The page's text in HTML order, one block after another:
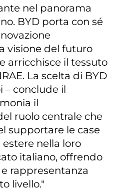
nel panorama
BYD porta con sé
visione del futuro
arricchisce il tessuto
La scelta di BYD
– conclude il
il
ruolo centrale che
supportare le case
nella loro
italiano, offrendo
rappresentanza
livello."